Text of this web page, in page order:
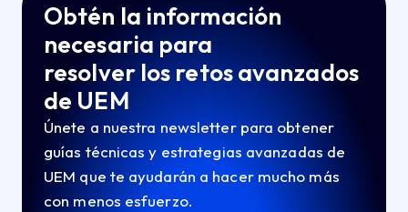
Obtén la información
necesaria para
resolver los retos avanzados
de UEM
Únete a nuestra newsletter para obtener
guías técnicas y estrategias avanzadas de
UEM que te ayudarán a hacer mucho más
con menos esfuerzo.